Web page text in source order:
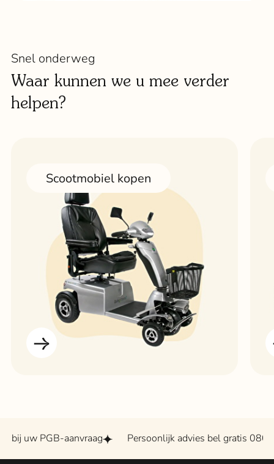
Snel onderweg
Waar kunnen we u mee verder
helpen?
Scootmobiel kopen
aanvraag Persoonlijk advies bel gratis 0800 - 2020